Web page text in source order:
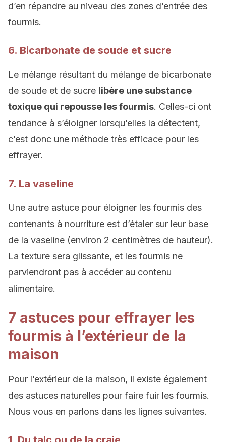
d’en répandre au niveau des zones d’entrée des
fourmis.
6. Bicarbonate de soude et sucre
Le mélange résultant du mélange de bicarbonate
de soude et de sucre libère une substance
toxique qui repousse les fourmis. Celles-ci ont
tendance à s’éloigner lorsqu’elles la détectent,
c’est donc une méthode très efficace pour les
effrayer.
7. La vaseline
Une autre astuce pour éloigner les fourmis des
contenants à nourriture est d’étaler sur leur base
de la vaseline (environ 2 centimètres de hauteur).
La texture sera glissante, et les fourmis ne
parviendront pas à accéder au contenu
alimentaire.
7 astuces pour effrayer les
fourmis à l’extérieur de la
maison
Pour l’extérieur de la maison, il existe également
des astuces naturelles pour faire fuir les fourmis.
Nous vous en parlons dans les lignes suivantes.